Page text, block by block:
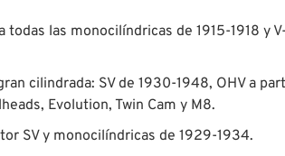
las monocilíndricas de 1915-1918 y
cilindrada: SV de 1930-1948, OHV a
Evolution, Twin Cam y M8.
SV y monocilíndricas de 1929-1934.